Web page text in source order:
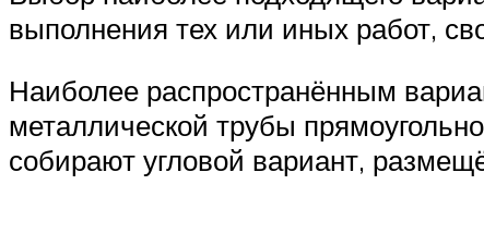
выполнения тех или иных работ,
Наиболее распространённым
металлической трубы
собирают угловой вариант,